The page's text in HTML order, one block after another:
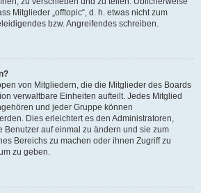
Mitglieder „offtopic“, d. h. etwas nicht zum
bzw. Angreifendes schreiben.
von Mitgliedern, die die Mitglieder des Boards
verwaltbare Einheiten aufteilt. Jedes Mitglied
und jeder Gruppe können
Dies erleichtert es den Administratoren,
Benutzer auf einmal zu ändern und sie zum
Bereichs zu machen oder ihnen Zugriff zu
zu geben.